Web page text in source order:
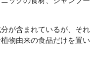
が含まれているが、それ
物由来の食品だけを置い